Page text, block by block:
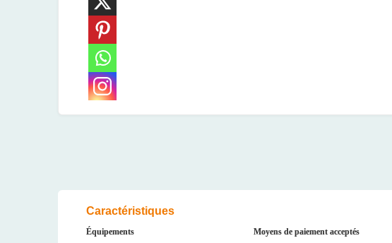
Caractéristiques
Équipements Moyens de paiement acceptés